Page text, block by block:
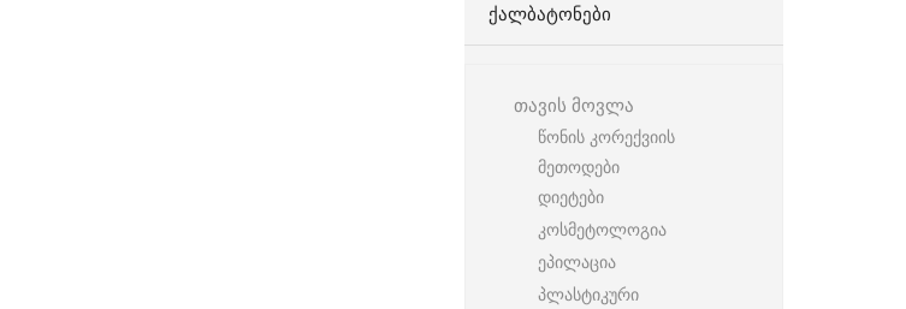
ᲥᲐᲚᲑᲐᲢᲝᲜᲔᲑᲘ
თავის მოვლა
წონის კორექვიის
მეთოდები
დიეტები
კოსმეტოლოგია
ეპილაცია
პლასტიკური